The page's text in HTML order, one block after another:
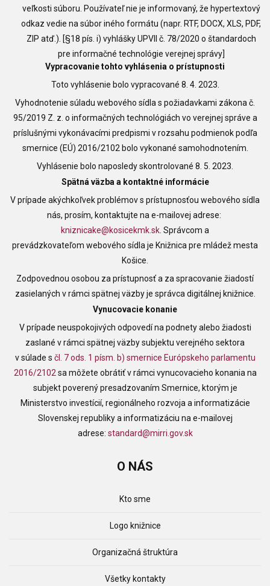
veľkosti súboru. Používateľ nie je informovaný, že hypertextový
odkaz vedie na súbor iného formátu (napr. RTF, DOCX, XLS, PDF,
ZIP atď.). [§18 pís. i) vyhlášky UPVII č. 78/2020 o štandardoch
pre informačné technológie verejnej správy]
Vypracovanie tohto vyhlásenia o prístupnosti
Toto vyhlásenie bolo vypracované 8. 4. 2023.
Vyhodnotenie súladu webového sídla s požiadavkami zákona č.
95/2019 Z. z. o informačných technológiách vo verejnej správe a
príslušnými vykonávacími predpismi v rozsahu podmienok podľa
smernice (EÚ) 2016/2102 bolo vykonané samohodnotením.
Vyhlásenie bolo naposledy skontrolované 8. 5. 2023.
Spätná väzba a kontaktné informácie
V prípade akýchkoľvek problémov s prístupnosťou webového sídla
nás, prosím, kontaktujte na e-mailovej adrese:
kniznicake@kosicekmk.sk . Správcom a
prevádzkovateľom webového sídla je Knižnica pre mládež mesta
Košice
Zodpovednou osobou za prístupnosť a za spracovanie žiadostí
zasielaných v rámci spätnej väzby je správca digitálnej knižnice.
Vynucovacie konanie
V prípade neuspokojivých odpovedí na podnety alebo žiadosti
zaslané v rámci spätnej väzby subjektu verejného sektora
v súlade s čl. 7 ods. 1 písm. b) smernice Európskeho parlamentu
2016/2102 sa môžete obrátiť v rámci vynucovacieho konania na
subjekt poverený presadzovaním Smernice, ktorým je
Ministerstvo investícií, regionálneho rozvoja a informatizácie
Slovenskej republiky a informatizáciu na e-mailovej
adrese: standard@mirri.gov.sk
O NÁS
Kto sme
Logo knižnice
Organizačná štruktúra
Všetky kontakty